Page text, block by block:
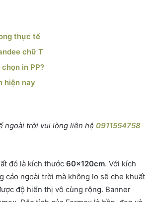
thực tế
chữ T
in PP?
hiện nay
ngoài trời vui lòng liên hệ 0911554758
đó là kích thước 60x120cm. Với kích
cáo ngoài trời mà không lo sẽ che khuất
độ hiển thị vô cùng rộng. Banner